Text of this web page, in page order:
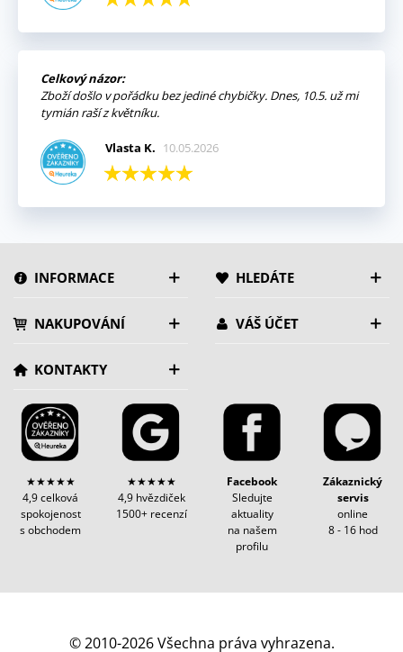
Celkový názor:
Zboží došlo v pořádku bez jediné chybičky. Dnes, 10.5. už mi
tymián raší z květníku.
Vlasta K. 10.05.2026
INFORMACE HLEDÁTE
NAKUPOVÁNÍ VÁŠ ÚČET
KONTAKTY
★★★★★
4,9 celková
spokojenost
s obchodem
★★★★★
4,9 hvězdiček
1500+ recenzí
Facebook
Sledujte
aktuality
na našem
profilu
Zákaznický
servis
online
8 - 16 hod
© 2010-2026 Všechna práva vyhrazena.